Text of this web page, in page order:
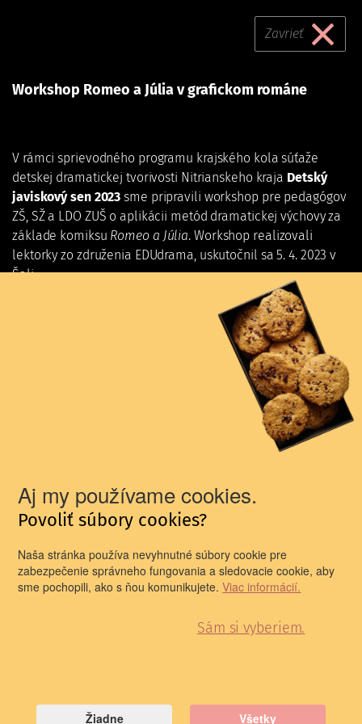
Aj my používame cookies.
Povoliť súbory cookies?
Naša stránka používa nevyhnutné súbory cookie pre
zabezpečenie správneho fungovania a sledovacie cookie, aby
sme pochopili, ako s ňou komunikujete.Viac informácií.
Sám si vyberiem.
Žiadne Všetky
Workshop Romeo a
Júlia v grafickom
románe
Workshop Romeo a Júlia v grafickom románe
V rámci sprievodného programu krajského kola súťaže
detskej dramatickej tvorivosti Nitrianskeho kraja Detský
javiskový sen 2023sme pripravili workshop pre pedagógov
ZŠ, SŽ a LDO ZUŠ o aplikácii metód dramatickej výchovy za
základe komiksu Romeo a Júlia. Workshop realizovali
lektorky zo združenia EDUdrama, uskutočnil sa 5. 4. 2023 v
Šali.
Klasika v grafickom románe
sa podieľa Divadelný ústav
spoločne so Slovinským divadelným inštitútom z Ľubľany a
Divadelným inštitútom Zbigniewa Raszewského z Varšavy s
podporou Európskej únie v rámci programu Kreatívna
Európa – Podpora projektov európskej spolupráce 2019.
Zavrieť